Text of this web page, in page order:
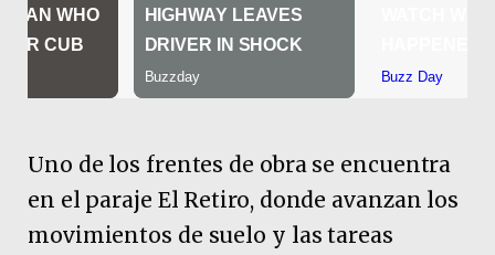
Uno de los frentes de obra se encuentra
en el paraje El Retiro, donde avanzan los
movimientos de suelo y las tareas